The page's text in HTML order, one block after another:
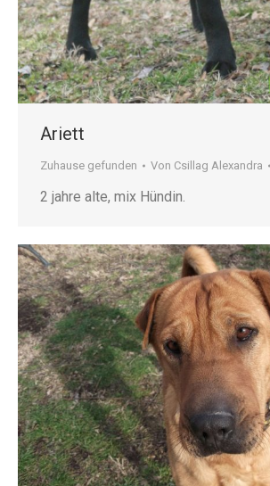
Ariett
Zuhause gefunden Von Csillag Alexandra
2 jahre alte, mix Hündin.